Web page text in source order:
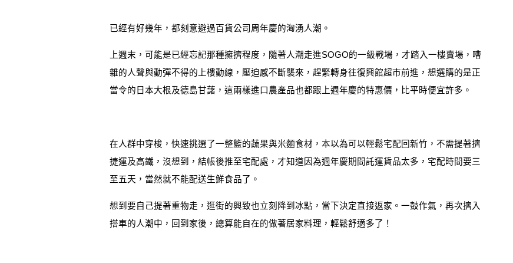
已經有好幾年 ， 都刻意避過百貨公司周年慶的洶湧人潮。
上週末，可能是已經忘記那種擁擠程度 ， 隨著人潮走進SOGO的一級戰場，才踏入一樓賣場，嘈
雜的人聲與動彈不得的上樓動線，壓迫感不斷襲來，趕緊轉身往復興館超市前進，想選購的是正
當令的日本大根及德島甘藷，這兩樣進口農產品也都跟上週年慶的特惠價，比平時便宜許多。
在人群中穿梭，快速挑選了一整籃的蔬果與米麵食材，本以為可以輕鬆宅配回新竹，不需提著擠
捷運及高鐵，沒想到，結帳後推至宅配處，才知道因為週年慶期間託運貨品太多，宅配時間要三
至五天，當然就不能配送生鮮食品了 。
想到要自己提著重物走，逛街的興致也立刻降到冰點，當下決定直接返家 。 一鼓作氣，再次擠入
搭車的人潮中，回到家後，總算能自在的做著居家料理 ， 輕鬆舒適多了 ！